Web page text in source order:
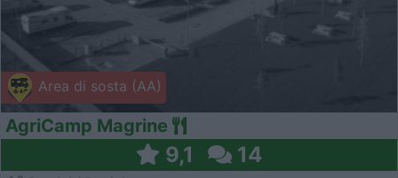
Area di sosta (AA)
AgriCamp Magrine
9,1 14